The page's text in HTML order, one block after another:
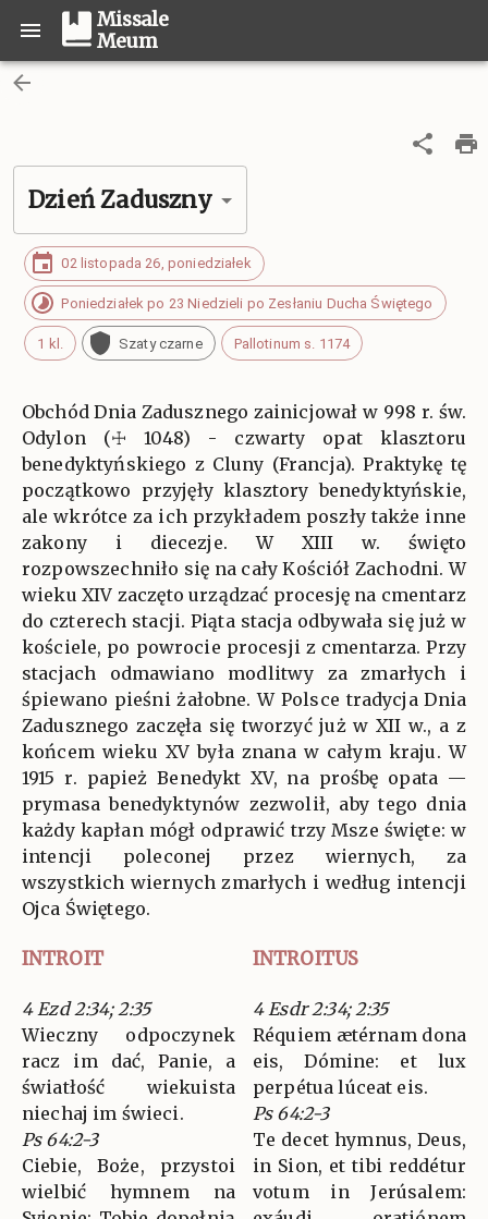
Missale
Meum
Dzień Zaduszny
02 listopada 26, poniedziałek
Poniedziałek po 23 Niedzieli po Zesłaniu Ducha Świętego
1 kl. Szaty czarne Pallotinum s. 1174
Obchód Dnia Zadusznego zainicjował w 998 r. św.
Odylon (☩ 1048) - czwarty opat klasztoru
benedyktyńskiego z Cluny (Francja). Praktykę tę
początkowo przyjęły klasztory benedyktyńskie,
ale wkrótce za ich przykładem poszły także inne
zakony i diecezje. W XIII w. święto
rozpowszechniło się na cały Kościół Zachodni. W
wieku XIV zaczęto urządzać procesję na cmentarz
do czterech stacji. Piąta stacja odbywała się już w
kościele, po powrocie procesji z cmentarza. Przy
stacjach odmawiano modlitwy za zmarłych i
śpiewano pieśni żałobne. W Polsce tradycja Dnia
Zadusznego zaczęła się tworzyć już w XII w., a z
końcem wieku XV była znana w całym kraju. W
1915 r. papież Benedykt XV, na prośbę opata —
prymasa benedyktynów zezwolił, aby tego dnia
każdy kapłan mógł odprawić trzy Msze święte: w
intencji poleconej przez wiernych, za
wszystkich wiernych zmarłych i według intencji
Ojca Świętego.
INTROIT INTROITUS
4 Ezd 2:34; 2:35
Wieczny odpoczynek
racz im dać, Panie, a
światłość wiekuista
niechaj im świeci.
Ps 64:2-3
Ciebie, Boże, przystoi
wielbić hymnem na
4 Esdr 2:34; 2:35
Réquiem ætérnam dona
eis, Dómine: et lux
perpétua lúceat eis.
Ps 64:2-3
Te decet hymnus, Deus,
in Sion, et tibi reddétur
votum in Jerúsalem: